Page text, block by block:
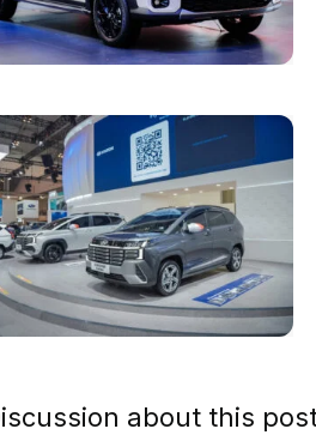
about this